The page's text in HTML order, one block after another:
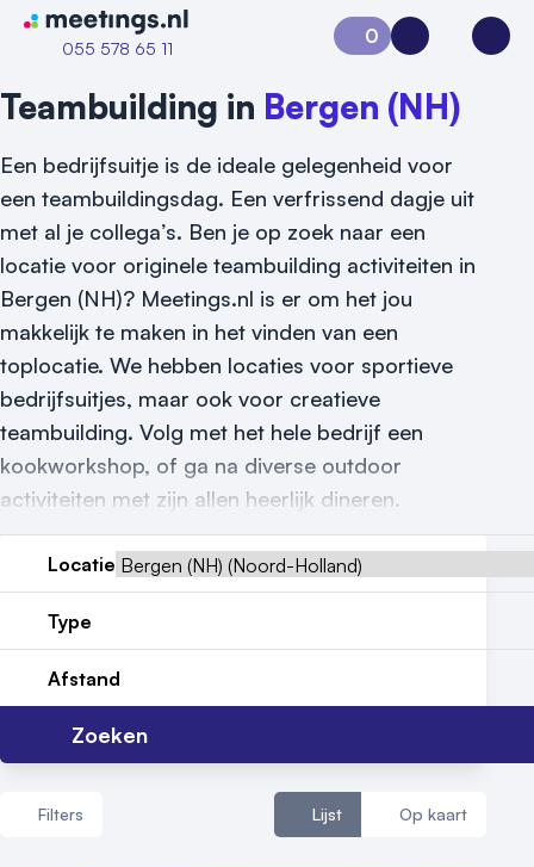
Naar home van Meetings
055 578 65 11
Vraag locatie aan
Locatiegids
Meld locatie aan
Nieuws
Reviews (5⭐️)
Contact
0
Aanvraag 0Inloggen
Teambuilding in Bergen (NH)
Een bedrijfsuitje is de ideale gelegenheid voor
een teambuildingsdag. Een verfrissend dagje uit
met al je collega’s. Ben je op zoek naar een
locatie voor originele teambuilding activiteiten in
Bergen (NH)? Meetings.nl is er om het jou
makkelijk te maken in het vinden van een
toplocatie. We hebben locaties voor sportieve
bedrijfsuitjes, maar ook voor creatieve
teambuilding. Volg met het hele bedrijf een
kookworkshop, of ga na diverse outdoor
activiteiten met zijn allen heerlijk dineren.
Locatie
Type
Afstand
Zoeken
Filters Lijst Op kaart